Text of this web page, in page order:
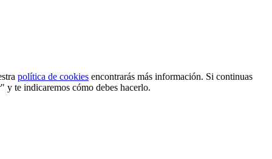
política de cookies encontrarás más información. Si continuas
y te indicaremos cómo debes hacerlo.